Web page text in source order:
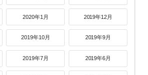
2020年1月 2019年12月
2019年10月 2019年9月
2019年7月 2019年6月